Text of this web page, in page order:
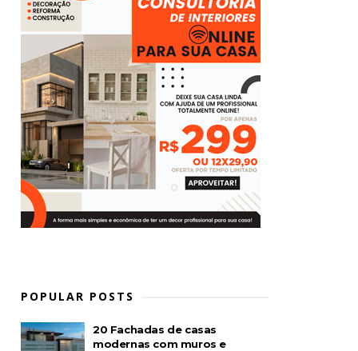
POPULAR POSTS
20 Fachadas de casas
modernas com muros e